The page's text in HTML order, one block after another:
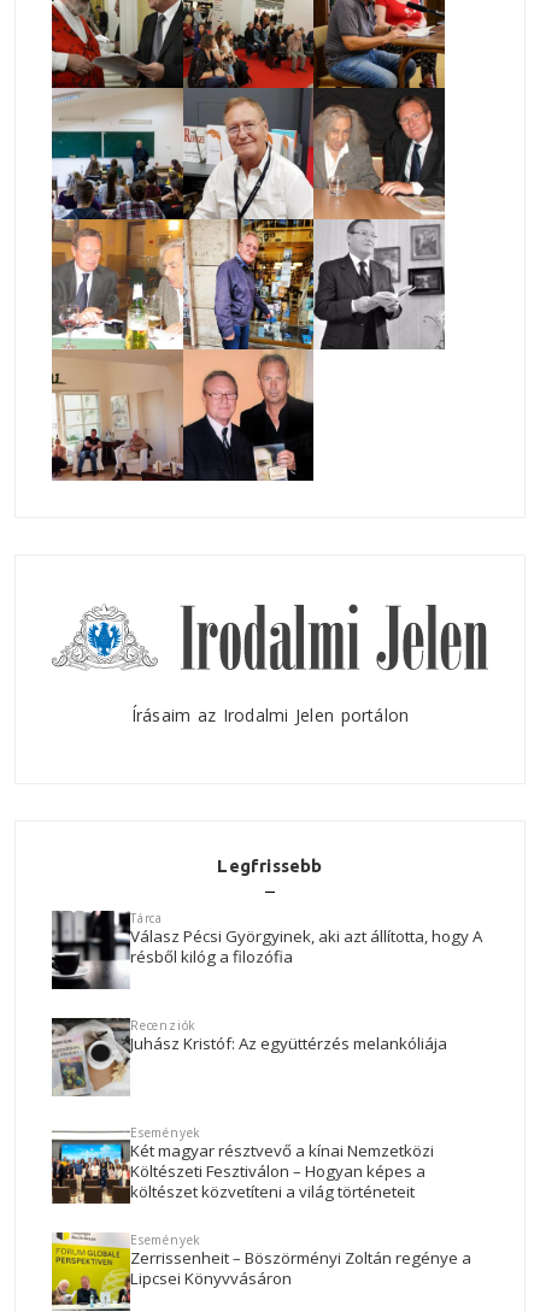
Írásaim az Irodalmi Jelen portálon
Legfrissebb
Tárca
Válasz Pécsi Györgyinek, aki azt állította, hogy A
résből kilóg a filozófia
Recenziók
Juhász Kristóf: Az együttérzés melankóliája
Események
Két magyar résztvevő a kínai Nemzetközi
Költészeti Fesztiválon – Hogyan képes a
költészet közvetíteni a világ történeteit
Események
Zerrissenheit – Böszörményi Zoltán regénye a
Lipcsei Könyvvásáron